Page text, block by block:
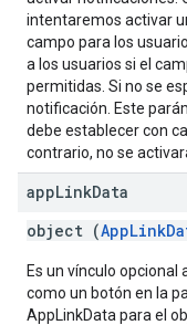
intentaremos activar
campo para los
a los usuarios si el
permitidas. Si no se
notificación. Este
debe establecer con
contrario, no se
appLinkData
object (
Es un vínculo
como un botón en la
AppLinkData para el